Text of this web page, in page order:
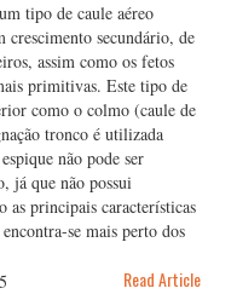
tipo de caule aéreo
crescimento secundário, de
assim como os fetos
primitivas. Este tipo de
como o colmo (caule de
tronco é utilizada
não pode ser
já que não possui
as principais características
se mais perto dos
Read Article